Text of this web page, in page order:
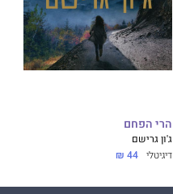
הרי הפחם
ג'ון גרישם
דיגיטלי 44 ₪